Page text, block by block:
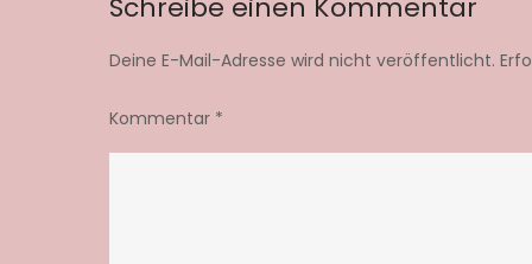
Schreibe einen Kommentar
Deine E-Mail-Adresse wird nicht veröffentlicht.
Kommentar *